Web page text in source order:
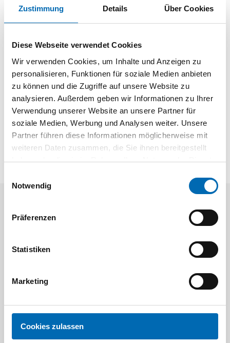
Zustimmung Details Über Cookies
Diese Webseite verwendet Cookies
Wir verwenden Cookies, um Inhalte und Anzeigen zu
personalisieren, Funktionen für soziale Medien anbieten
zu können und die Zugriffe auf unsere Website zu
analysieren. Außerdem geben wir Informationen zu Ihrer
Verwendung unserer Website an unsere Partner für
soziale Medien, Werbung und Analysen weiter. Unsere
Partner führen diese Informationen möglicherweise mit
weiteren Daten zusammen, die Sie ihnen bereitgestellt
haben oder die sie im Rahmen Ihrer Nutzung der Dienste
Notwendig
Präferenzen
Statistiken
Marketing
Cookies zulassen
Modellname ArciFit
Produktart Montagehilfe
Produktbeschreibung
Zur Montage von ArciTech Schubkästen und Frontauszügen
Manuelles Fügen und Montieren
Alle Einstellungen sind werkzeuglos durchführbar
Metallstab verzinkt mit Holzplatte
Kapazität bis zu 15 Schubkästen je Stunde
Festool
SELFCLEAN Filtersack SC FIS-CT